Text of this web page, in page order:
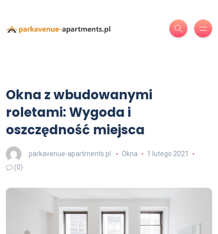
Okna z wbudowanymi
roletami: Wygoda i
oszczędność miejsca
parkavenue-apartments.pl Okna
1 lutego 2021
(0)